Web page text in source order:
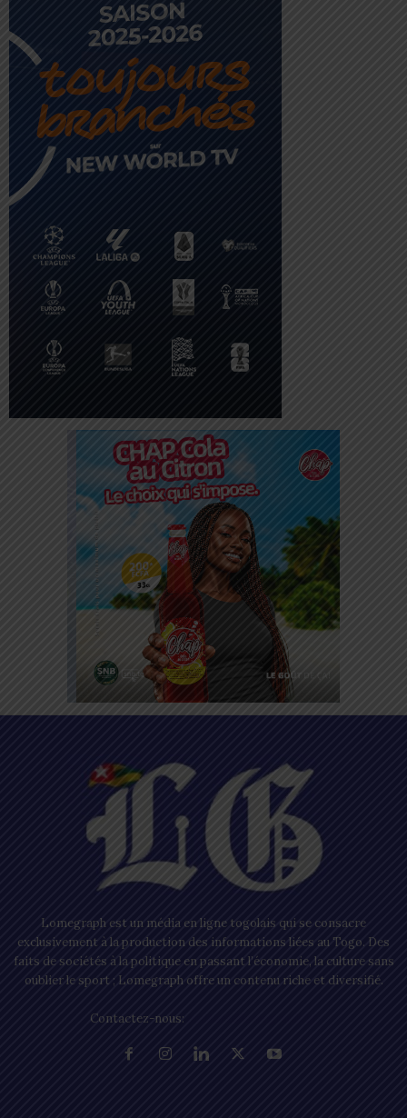
Lomegraph est un média en ligne togolais qui se consacre
exclusivement à la production des informations liées au Togo. Des
faits de sociétés à la politique en passant l’économie, la culture sans
oublier le sport ; Lomegraph offre un contenu riche et diversifié.
Contactez-nous: